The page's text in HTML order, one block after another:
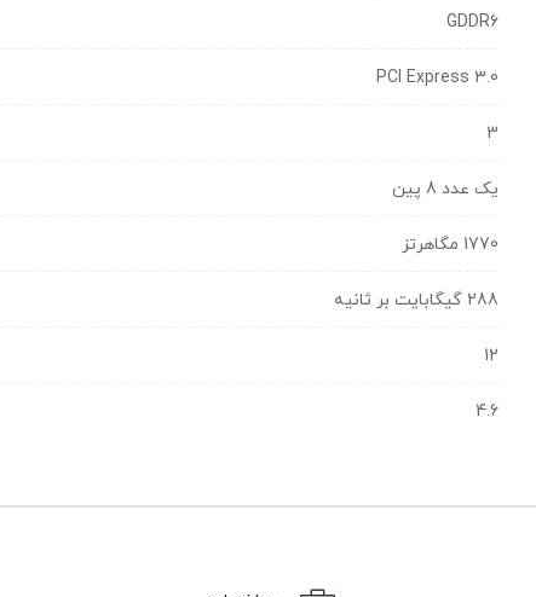
GDDR6
PCI Express 3.0
3
یک عدد 8 پین
1770 مگاهرتز
288 گیگابایت بر ثانیه
12
4.6